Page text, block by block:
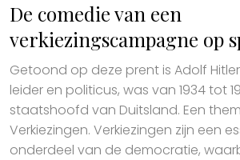
De comedie van een
verkiezingscampagne op
Getoond op deze prent is Adolf
leider en politicus, was van 1934 tot
staatshoofd van Duitsland. Een
Verkiezingen. Verkiezingen zijn een
onderdeel van de democratie,